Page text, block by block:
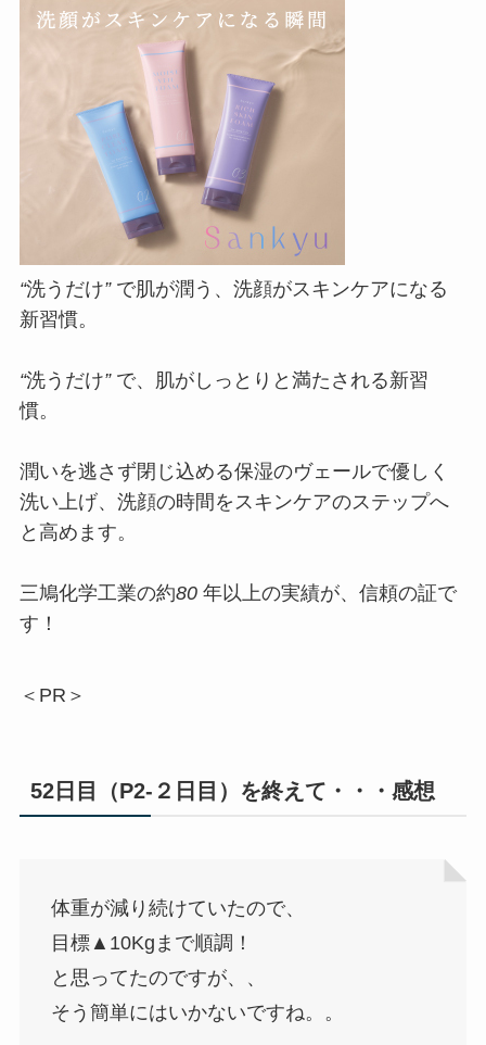
“洗うだけ” で肌が潤う、洗顔がスキンケアになる
新習慣。
“洗うだけ” で、肌がしっとりと満たされる新習
慣。
潤いを逃さず閉じ込める保湿のヴェールで優しく
洗い上げ、洗顔の時間をスキンケアのステップへ
と高めます。
三鳩化学工業の約80 年以上の実績が、信頼の証で
す！
＜PR＞
52日目（P2-２日目）を終えて・・・感想
体重が減り続けていたので、
目標▲10Kgまで順調！
と思ってたのですが、、
そう簡単にはいかないですね。。